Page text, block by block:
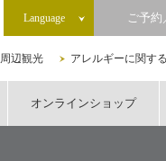
周辺観光 アレルギーに関す
オンラインショップ
Language ご予約